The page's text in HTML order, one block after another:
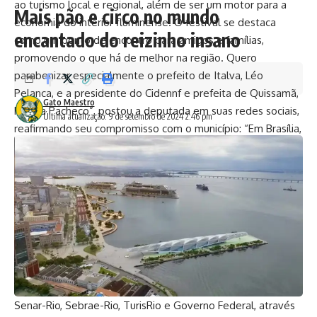
ao turismo local e regional, além de ser um motor para a
economia do interior fluminense. O festival se destaca
como um ponto de encontro para amigos e famílias,
promovendo o que há de melhor na região. Quero
parabenizar especialmente o prefeito de Italva, Léo
Pelanca, e a presidente do Cidennf e prefeita de Quissamã,
Fátima Pacheco”, postou a deputada em suas redes sociais,
reafirmando seu compromisso com o município: “Em Brasília,
trabalho incansavelmente para contribuir com emendas que
visam o crescimento da cidade onde nasci. Contem comigo
e com meu mandato!”
Realizado na Quadra Poliesportiva Elias Anselme, no Bairro
São Caetano, o evento foi organizado pelo Consórcio
Público Intermunicipal de Desenvolvimento do Norte e
Noroeste Fluminense (Cidennf), com apoio do Governo do
Estado, através da Secretaria de Turismo, da Secretaria de
Agricultura, Pecuária e Abastecimento, da Emater-Rio; do
Senar-Rio, Sebrae-Rio, TurisRio e Governo Federal, através
Mais pão e circo no mundo
encantado do reizinho insano
Última atualização: 9 de setembro de 2024 2:46 pm
Gato Maestro